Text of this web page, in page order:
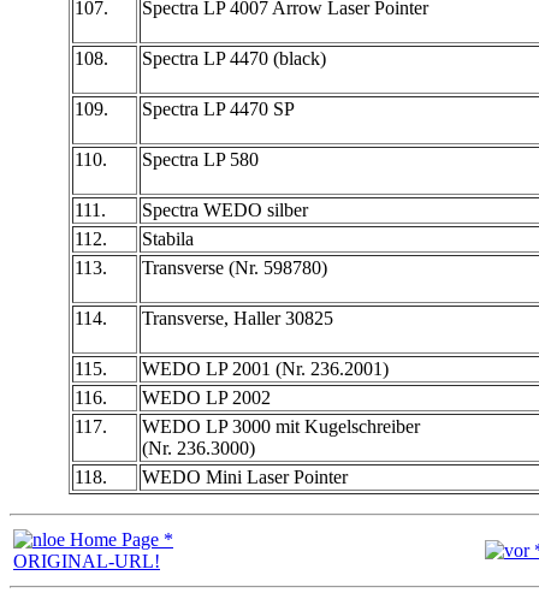
107. Spectra LP 4007 Arrow Laser Pointer
108. Spectra LP 4470 (black)
109. Spectra LP 4470 SP
110. Spectra LP 580
111.
Spectra WEDO silber
112.
Stabila
113.
Transverse (Nr. 598780)
114. Transverse, Haller 30825
115.
WEDO LP 2001 (Nr. 236.2001)
116.
WEDO LP 2002
117.
WEDO LP 3000 mit Kugelschreiber
(Nr. 236.3000)
118.
WEDO Mini Laser Pointer